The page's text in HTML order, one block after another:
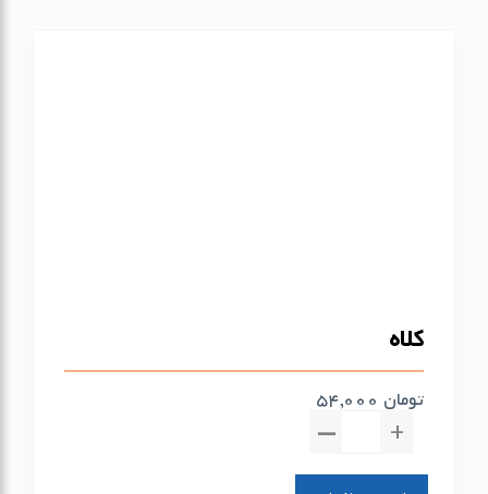
کلاه
تومان
کلاه
▲
▼